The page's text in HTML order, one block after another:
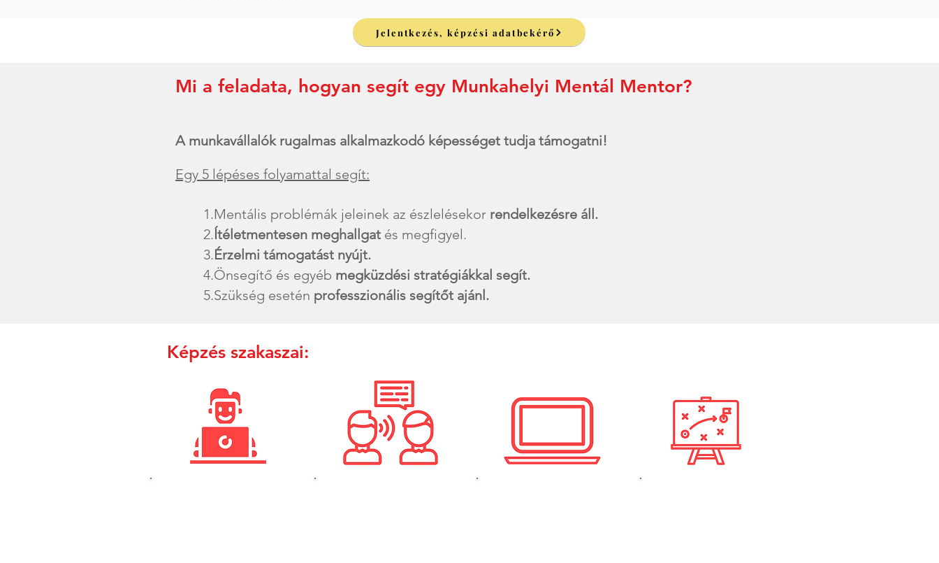
Jelentkezés, képzési adatbekérő
Mi a feladata, hogyan segít egy Munkahelyi Mentál Mentor?
A munkavállalók rugalmas alkalmazkodó képességet tudja támogatni!
Egy 5 lépéses folyamattal segít:
1.Mentális problémák jeleinek az észlelésekor rendelkezésre áll.
2.Ítéletmentesen meghallgat és megfigyel.
3.Érzelmi támogatást nyújt.
4.Önsegítő és egyéb megküzdési stratégiákkal segít.
5.Szükség esetén professzionális segítőt ajánl.
Képzés szakaszai: